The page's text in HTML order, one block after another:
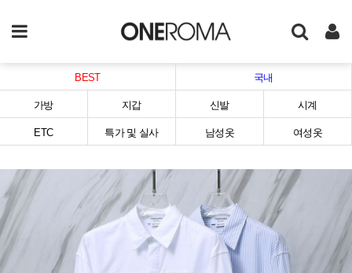
BEST 국내
가방 지갑 신발 시계
ETC 특가 및 실사 남성옷 여성옷